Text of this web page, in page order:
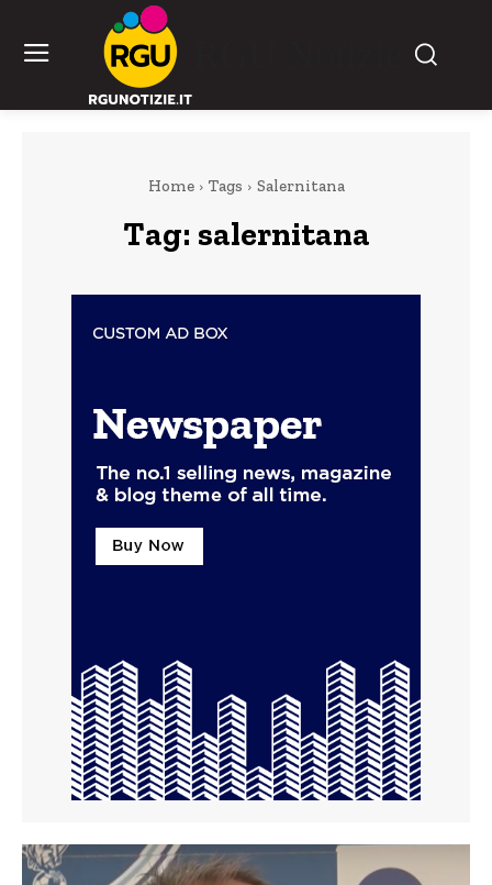
Home Tags Salernitana
Tag: salernitana